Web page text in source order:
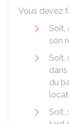
Vous devez
Soit,
son
Soit,
du
Soit,